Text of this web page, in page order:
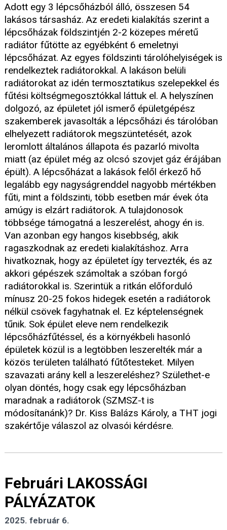
Adott egy 3 lépcsőházból álló, összesen 54
lakásos társasház. Az eredeti kialakítás szerint a
lépcsőházak földszintjén 2-2 közepes méretű
radiátor fűtötte az egyébként 6 emeletnyi
lépcsőházat. Az egyes földszinti tárolóhelyiségek is
rendelkeztek radiátorokkal. A lakáson belüli
radiátorokat az idén termosztatikus szelepekkel és
fűtési költségmegosztókkal láttuk el. A helyszínen
dolgozó, az épületet jól ismerő épületgépész
szakemberek javasolták a lépcsőházi és tárolóban
elhelyezett radiátorok megszüntetését, azok
leromlott általános állapota és pazarló mivolta
miatt (az épület még az olcsó szovjet gáz érájában
épült). A lépcsőházat a lakások felől érkező hő
legalább egy nagyságrenddel nagyobb mértékben
fűti, mint a földszinti, több esetben már évek óta
amúgy is elzárt radiátorok. A tulajdonosok
többsége támogatná a leszerelést, ahogy én is.
Van azonban egy hangos kisebbség, akik
ragaszkodnak az eredeti kialakításhoz. Arra
hivatkoznak, hogy az épületet így tervezték, és az
akkori gépészek számoltak a szóban forgó
radiátorokkal is. Szerintük a ritkán előforduló
mínusz 20-25 fokos hidegek esetén a radiátorok
nélkül csövek fagyhatnak el. Ez képtelenségnek
tűnik. Sok épület eleve nem rendelkezik
lépcsőházfűtéssel, és a környékbeli hasonló
épületek közül is a legtöbben leszerelték már a
közös területen található fűtőtesteket. Milyen
szavazati arány kell a leszereléshez? Születhet-e
olyan döntés, hogy csak egy lépcsőházban
maradnak a radiátorok (SZMSZ-t is
módosítanánk)? Dr. Kiss Balázs Károly, a THT jogi
szakértője válaszol az olvasói kérdésre.
Februári LAKOSSÁGI
PÁLYÁZATOK
2025. február 6.